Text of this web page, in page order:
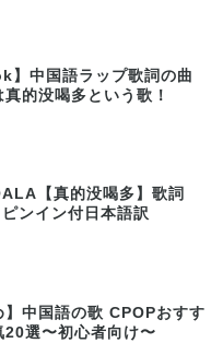
】中国語ラップ歌詞の曲
的没喝多という歌！
【真的没喝多】歌詞
ンイン付日本語訳
】中国語の歌 CPOPおすす
20選〜初心者向け〜